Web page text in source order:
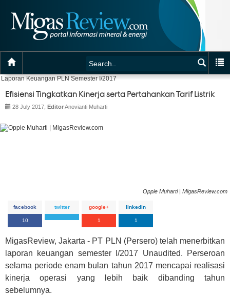
Laporan Keuangan PLN Semester I/2017
Efisiensi Tingkatkan Kinerja serta Pertahankan Tarif Listrik
28 July 2017, EditorAnovianti Muharti
Oppie Muharti | MigasReview.com
facebook
10
twitter google+
1
linkedin
1
MigasReview, Jakarta - PT PLN (Persero) telah menerbitkan
laporan keuangan semester I/2017 Unaudited. Perseroan
selama periode enam bulan tahun 2017 mencapai realisasi
kinerja operasi yang lebih baik dibanding tahun
sebelumnya.